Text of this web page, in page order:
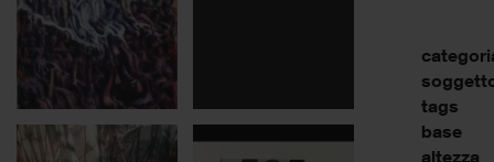
tags
base
altezza